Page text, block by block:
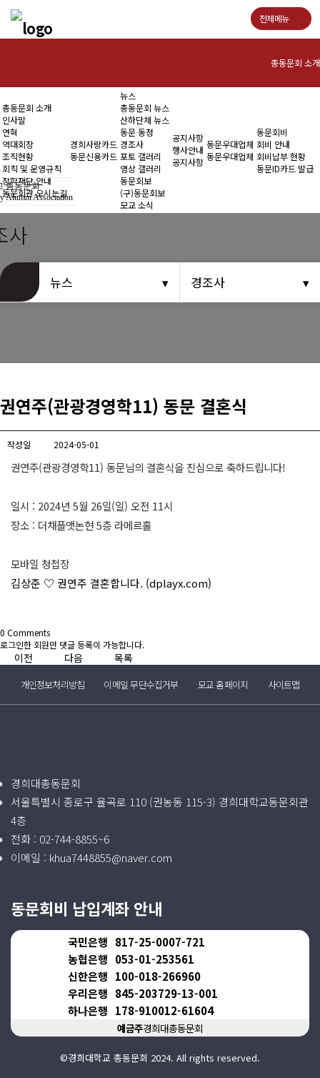
전체메뉴
총동문회 소개
뉴스
동문회비
총동문회 소개
인사말
연혁
역대회장
조직현황
회칙 및 운영규칙
장학재단 안내
동문회관 오시는길
경희사랑카드
동문신용카드
뉴스
총동문회 뉴스
산하단체 뉴스
동문 동정
경조사
포토 갤러리
영상 갤러리
동문회보
(구)동문회보
모교 소식
공지사항
행사안내
공지사항
동문우대업체
동문우대업체
동문회비
회비 안내
회비납부 현황
동문ID카드 발급
총동문회
Alumni Association
사
뉴스 경조사
권연주(관광경영학11) 동문 결혼식
작성일 2024-05-01
권연주(관광경영학11) 동문님의 결혼식을 진심으로 축하드립니다!
일시 : 2024년 5월 26일(일) 오전 11시
장소 : 더채플앳논현 5층 라메르홀
모바일 청첩장
김상준 ♡ 권연주 결혼합니다. (dplayx.com)
0 Comments
로그인한 회원만 댓글 등록이 가능합니다.
이전 다음 목록
개인정보처리방침 이메일 무단수집거부 모교 홈페이지 사이트맵
경희대총동문회
서울특별시 종로구 율곡로 110 (권농동 115-3) 경희대학교동문회관
4층
전화 : 02-744-8855~6
이메일 : khua7448855@naver.com
동문회비 납입계좌 안내
국민은행 817-25-0007-721
농협은행 053-01-253561
신한은행 100-018-266960
우리은행 845-203729-13-001
하나은행 178-910012-61604
예금주경희대총동문회
©경희대학교 총동문회 2024. All rights reserved.